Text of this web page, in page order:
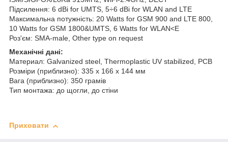
Підсилення: 6 dBi for UMTS, 5÷6 dBi for WLAN and LTE
Максимальна потужність: 20 Watts for GSM 900 and LTE 800,
10 Watts for GSM 1800&UMTS, 6 Watts for WLAN<E
Роз'єм: SMA-male, Other type on request
Механічні дані:
Mатериал: Galvanized steel, Thermoplastic UV stabilized, PCB
Розміри (приблизно): 335 x 166 x 144 мм
Вага (приблизно): 350 грамів
Тип монтажа: до щогли, до стіни
Приховати